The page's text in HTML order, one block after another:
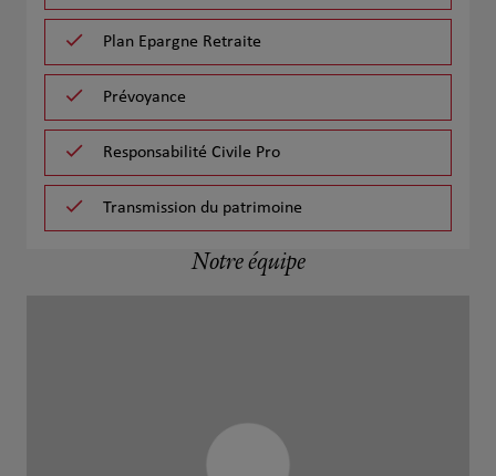
Plan Epargne Retraite
Prévoyance
Responsabilité Civile Pro
Transmission du patrimoine
Notre équipe